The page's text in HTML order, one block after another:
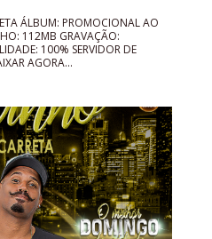
ÁLBUM: PROMOCIONAL AO
112MB GRAVAÇÃO:
100% SERVIDOR DE
AGORA...